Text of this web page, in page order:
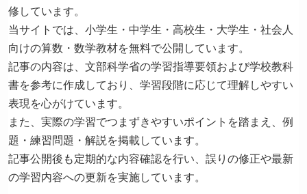
修しています。
当サイトでは、小学生・中学生・高校生・大学生・社会人
向けの算数・数学教材を無料で公開しています。
記事の内容は、文部科学省の学習指導要領および学校教科
書を参考に作成しており、学習段階に応じて理解しやすい
表現を心がけています。
また、実際の学習でつまずきやすいポイントを踏まえ、例
題・練習問題・解説を掲載しています。
記事公開後も定期的な内容確認を行い、誤りの修正や最新
の学習内容への更新を実施しています。